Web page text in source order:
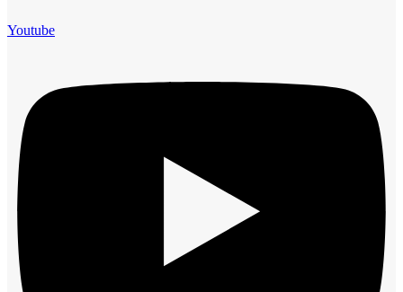
Youtube